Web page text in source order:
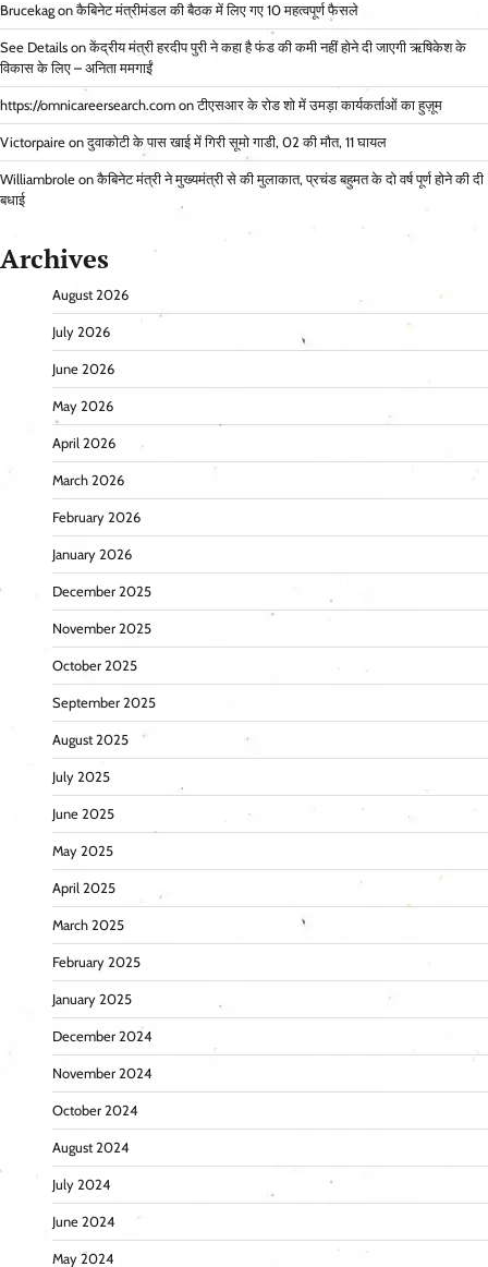
Brucekag onकैबिनेट मंत्रीमंडल की बैठक में लिए गए 10 महत्वपूर्ण फैसले
See Details onकेंद्रीय मंत्री हरदीप पुरी ने कहा है फंड की कमी नहीं होने दी जाएगी ऋषिकेश के
विकास के लिए – अनिता ममगाईं
https://omnicareersearch.com onटीएसआर के रोड शो में उमड़ा कार्यकर्ताओं का हुज़ूम
Victorpaire onदुवाकोटी के पास खाई में गिरी सूमो गाडी, 02 की मौत, 11 घायल
Williambrole onकैबिनेट मंत्री ने मुख्यमंत्री से की मुलाकात, प्रचंड बहुमत के दो वर्ष पूर्ण होने की दी
बधाई
Archives
August 2026
July 2026
June 2026
May 2026
April 2026
March 2026
February 2026
January 2026
December 2025
November 2025
October 2025
September 2025
August 2025
July 2025
June 2025
May 2025
April 2025
March 2025
February 2025
January 2025
December 2024
November 2024
October 2024
August 2024
July 2024
June 2024
May 2024